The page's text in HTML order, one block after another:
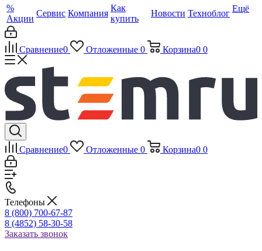
%
Акции
Сервис Компания
Как
купить
Новости Техноблог Ещё
Сравнение0 Отложенные 0 Корзина0 0
Сравнение0 Отложенные 0 Корзина0 0
Телефоны
8 (800) 700-67-87
8 (4852) 58-30-58
Заказать звонок